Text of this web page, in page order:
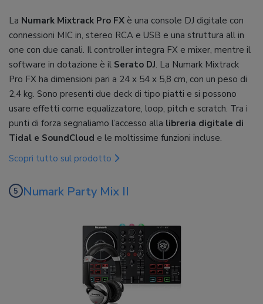
La Numark Mixtrack Pro FX è una console DJ digitale con
connessioni MIC in, stereo RCA e USB e una struttura all in
one con due canali. Il controller integra FX e mixer, mentre il
software in dotazione è il Serato DJ. La Numark Mixtrack
Pro FX ha dimensioni pari a 24 x 54 x 5,8 cm, con un peso di
2,4 kg. Sono presenti due deck di tipo piatti e si possono
usare effetti come equalizzatore, loop, pitch e scratch. Tra i
punti di forza segnaliamo l’accesso alla libreria digitale di
Tidal e SoundCloud e le moltissime funzioni incluse.
Scopri tutto sul prodotto
Numark Party Mix II